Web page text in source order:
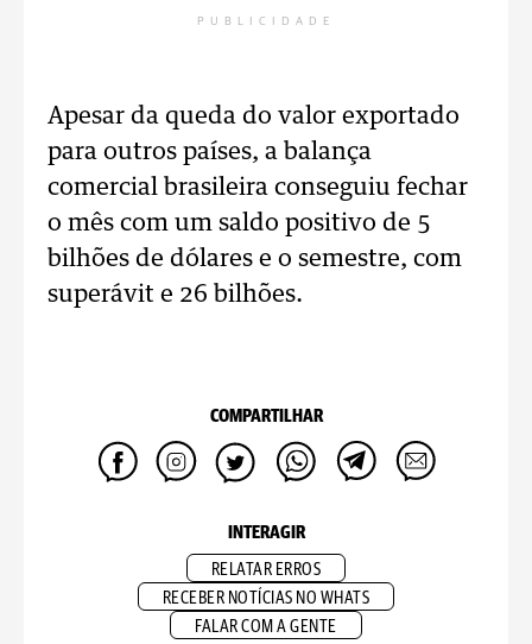
PUBLICIDADE
Apesar da queda do valor exportado
para outros países, a balança
comercial brasileira conseguiu fechar
o mês com um saldo positivo de 5
bilhões de dólares e o semestre, com
superávit e 26 bilhões.
COMPARTILHAR
INTERAGIR
RELATAR ERROS
RECEBER NOTÍCIAS NO WHATS
FALAR COM A GENTE